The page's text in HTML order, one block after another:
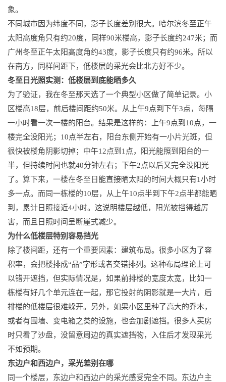
象。
不同城市因为纬度不同，影子长度差别很大。哈尔滨冬至正午
太阳高度角只有约20度，同样90米楼高，影子长度约247米；而
广州冬至正午太阳高度角约43度，影子长度只有约96米。所以
在南方，同样间距下，低楼层的采光会比北方好不少。
冬至日光照实测：低楼层到底能晒多久
为了验证，我在冬至那天选了一个典型小区做了简单记录。小
区楼高18层，前后楼间距约50米。从上午9点到下午3点，每隔
一小时看一次一楼的阳台。结果是这样的：上午9点到10点，一
楼完全没阳光；10点半左右，阳台东侧开始有一小片光斑，但
很快被楼角阴影切掉；中午12点到1点，阳光能照到阳台的一
半，但持续时间也就40分钟左右；下午2点以后又完全没阳光
了。算下来，一楼在冬至日能直接晒太阳的时间大概只有1小时
多一点。而同一栋楼的10层，从上午10点半到下午2点半都能晒
到，累计日照接近4小时。这说明楼层越低，阳光被挡得越厉
害，而且日照时间呈断崖式减少。
为什么低楼层特别容易挡光
除了楼间距，还有一个重要因素：建筑布局。很多小区为了容
积率，会把楼排成“品”字形或者交错排列。这种布局理论上可
以错开遮挡，但实际情况是，如果前排楼的宽度太宽，比如一
栋楼有好几个单元连在一起，那它投射的阴影就是一大片，后
排楼的低楼层很难躲开。另外，如果小区里种了高大的乔木，
或者有围墙、变电箱之类的设施，也会加剧遮挡。很多人买房
时只看了沙盘，没留意周边的真实遮挡物，入住后才发现采光
不如预期。
东边户和西边户，采光差别在哪
同一个楼层，东边户和西边户的采光感受完全不同。东边户主